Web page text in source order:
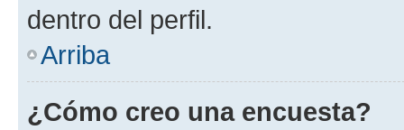
dentro del perfil.
Arriba
¿Cómo creo una encuesta?